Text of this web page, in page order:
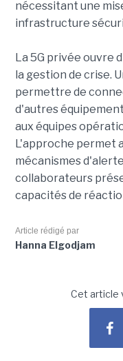
nécessitant une
infrastructure
La 5G privée ouvre
la gestion de crise.
permettre de
d'autres
aux équipes
L'approche permet
mécanismes
collaborateurs
capacités de
Article rédigé par
Hanna Elgodjam
Cet article